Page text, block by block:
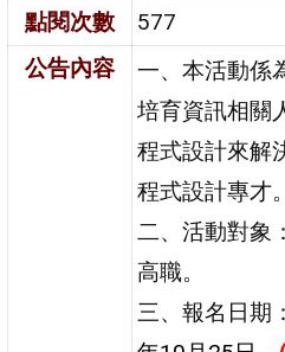
點閱次數
577
公告內容
一、本活動係
培育資訊相關
程式設計來解
程式設計專才。
二、活動對象
高職。
三、報名日期